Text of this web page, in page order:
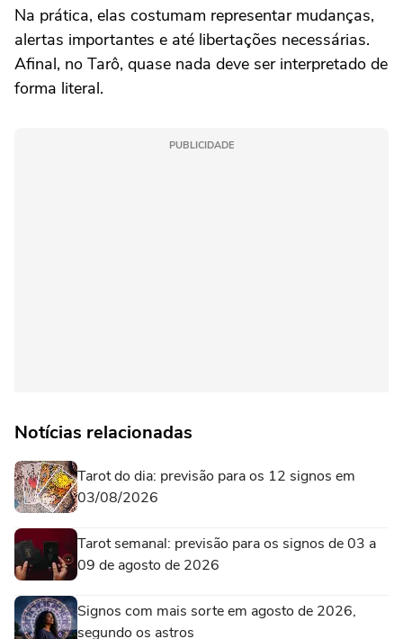
Na prática, elas costumam representar mudanças,
alertas importantes e até libertações necessárias.
Afinal, no Tarô, quase nada deve ser interpretado de
forma literal.
PUBLICIDADE
Notícias relacionadas
Tarot do dia: previsão para os 12 signos em
03/08/2026
Tarot semanal: previsão para os signos de 03 a
09 de agosto de 2026
Signos com mais sorte em agosto de 2026,
segundo os astros